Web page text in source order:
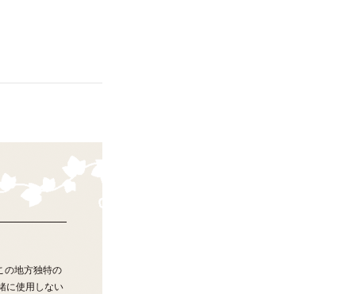
の地方独特の
に使用しない